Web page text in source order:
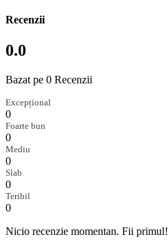
Recenzii
0.0
Bazat pe 0 Recenzii
Excepțional
0
Foarte bun
0
Mediu
0
Slab
0
Teribil
0
Nicio recenzie momentan. Fii primul!